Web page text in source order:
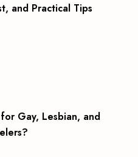
and Practical Tips
Gay, Lesbian, and